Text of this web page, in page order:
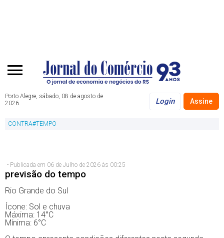
Porto Alegre, sábado, 08 de agosto de
2026.
Login Assine
CONTRA#TEMPO
- Publicada em 06 de Julho de 2026 às 00:25
previsão do tempo
Rio Grande do Sul
Ícone: Sol e chuva
Máxima: 14°C
Mínima: 6°C